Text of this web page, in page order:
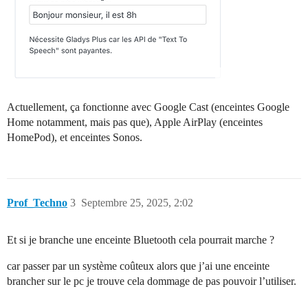
Actuellement, ça fonctionne avec Google Cast (enceintes Google
Home notamment, mais pas que), Apple AirPlay (enceintes
HomePod), et enceintes Sonos.
Prof_Techno Septembre 25, 2025, 2:02
3
Et si je branche une enceinte Bluetooth cela pourrait marche ?
car passer par un système coûteux alors que j’ai une enceinte
brancher sur le pc je trouve cela dommage de pas pouvoir l’utiliser.